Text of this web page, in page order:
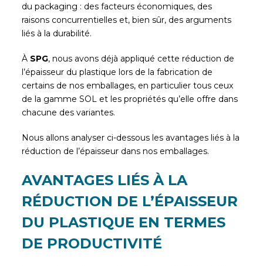
du packaging : des facteurs économiques, des
raisons concurrentielles et, bien sûr, des arguments
liés à la durabilité.
À SPG, nous avons déjà appliqué cette réduction de
l’épaisseur du plastique lors de la fabrication de
certains de nos emballages, en particulier tous ceux
de la gamme SOL et les propriétés qu’elle offre dans
chacune des variantes.
Nous allons analyser ci-dessous les avantages liés à la
réduction de l’épaisseur dans nos emballages.
AVANTAGES LIÉS À LA
RÉDUCTION DE L’ÉPAISSEUR
DU PLASTIQUE EN TERMES
DE PRODUCTIVITÉ